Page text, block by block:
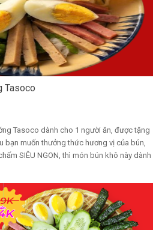
Tasoco
Tasoco dành cho 1 người ăn, được tặng
bạn muốn thưởng thức hương vị của bún,
SIÊU NGON, thì món bún khô này dành